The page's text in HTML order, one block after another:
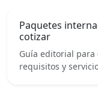
Paquetes
cotizar
Guía editorial
requisitos y